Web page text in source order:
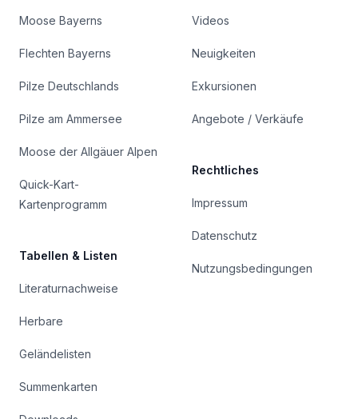
Moose Bayerns
Flechten Bayerns
Pilze Deutschlands
Pilze am Ammersee
Moose der Allgäuer Alpen
Quick-Kart-
Kartenprogramm
Tabellen & Listen
Literaturnachweise
Herbare
Geländelisten
Summenkarten
Videos
Neuigkeiten
Exkursionen
Angebote / Verkäufe
Rechtliches
Impressum
Datenschutz
Nutzungsbedingungen